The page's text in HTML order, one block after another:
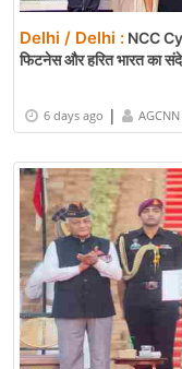
Delhi / Delhi : NCC
फिटनेस और हरित भारत का
6 days ago |